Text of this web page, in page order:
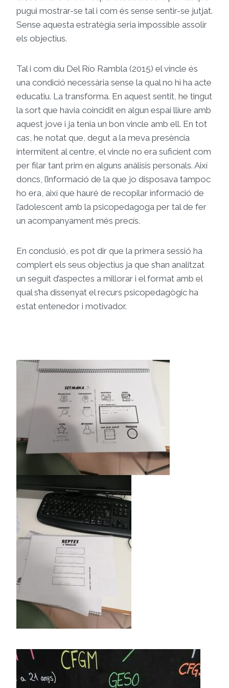
pugui mostrar-se tal i com és sense sentir-se jutjat.
Sense aquesta estratègia seria impossible assolir
els objectius.
Tal i com diu Del Río Rambla (2015) el vincle és
una condició necessària sense la qual no hi ha acte
educatiu. La transforma. En aquest sentit, he tingut
la sort que havia coincidit en algun espai lliure amb
aquest jove i ja tenia un bon vincle amb ell. En tot
cas, he notat que, degut a la meva presència
intermitent al centre, el vincle no era suficient com
per filar tant prim en alguns anàlisis personals. Així
doncs, l’informació de la que jo disposava tampoc
ho era, així que hauré de recopilar informació de
l’adolescent amb la psicopedagoga per tal de fer
un acompanyament més precís.
En conclusió, es pot dir que la primera sessió ha
complert els seus objectius ja que s’han analitzat
un seguit d’aspectes a millorar i el format amb el
qual s’ha dissenyat el recurs psicopedagògic ha
estat entenedor i motivador.